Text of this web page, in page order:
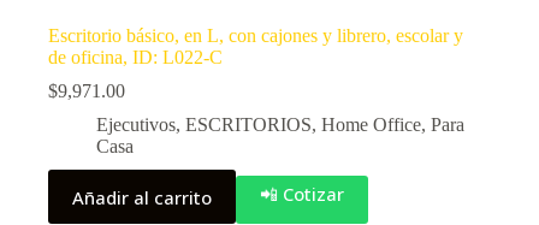
Escritorio básico, en L, con cajones y librero, escolar y
de oficina, ID: L022-C
$9,971.00
Ejecutivos, ESCRITORIOS, Home Office, Para
Casa
Añadir al carrito 📲 Cotizar